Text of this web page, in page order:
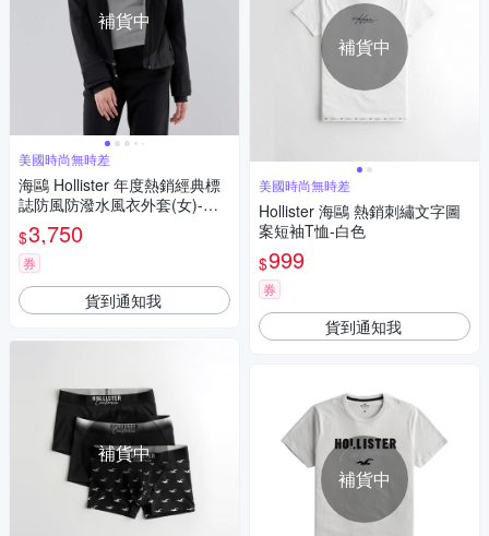
補貨中
美國時尚無時差
海鷗 Hollister 年度熱銷經典標
誌防風防潑水風衣外套(女)-黑
色
$3,750
券
貨到通知我
補貨中
補貨中
美國時尚無時差
Hollister 海鷗 熱銷刺繡文字圖
案短袖T恤-白色
$999
券
貨到通知我
補貨中